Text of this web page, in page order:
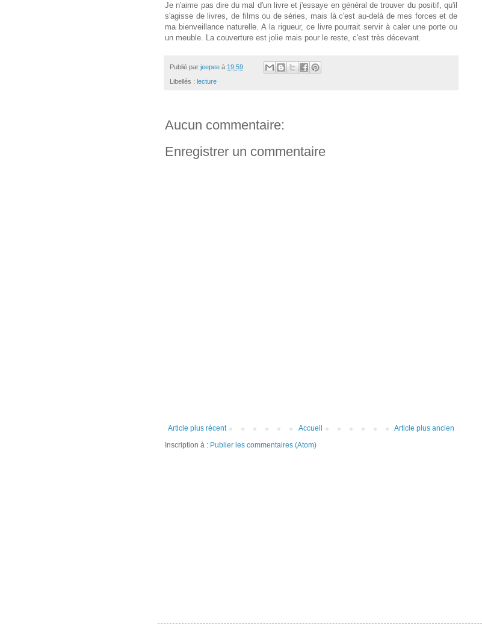
Je n'aime pas dire du mal d'un livre et j'essaye en général de trouver du positif, qu'il
s'agisse de livres, de films ou de séries, mais là c'est au-delà de mes forces et de
ma bienveillance naturelle. A la rigueur, ce livre pourrait servir à caler une porte ou
un meuble. La couverture est jolie mais pour le reste, c'est très décevant.
Publié par jeepee à 19:59
Libellés : lecture
Aucun commentaire:
Enregistrer un commentaire
Article plus récent Article plus ancien
Accueil
Inscription à : Publier les commentaires (Atom)